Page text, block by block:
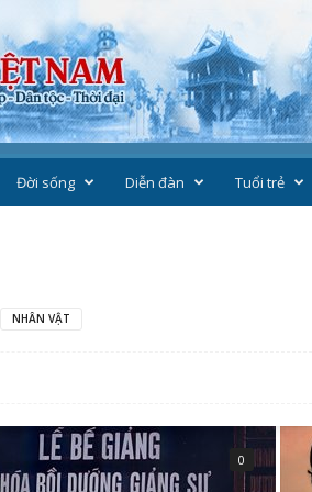
Đời sống Diễn đàn Tuổi trẻ
NHÂN VẬT
0